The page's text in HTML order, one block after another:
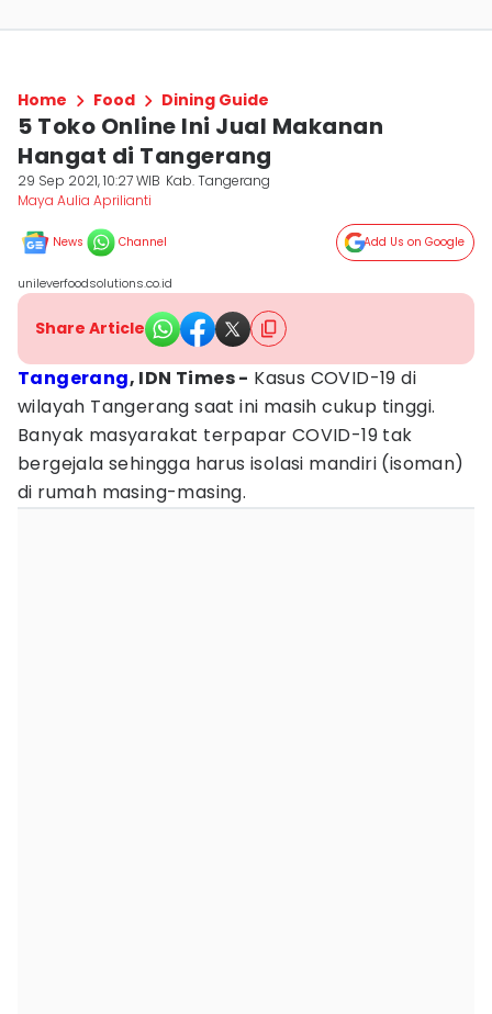
Home Food Dining Guide
5 Toko Online Ini Jual Makanan
Hangat di Tangerang
29 Sep 2021, 10:27 WIB Kab. Tangerang
Maya Aulia Aprilianti
News Channel Add Us on Google
unileverfoodsolutions.co.id
Share Article
Tangerang, IDN Times - Kasus COVID-19 di
wilayah Tangerang saat ini masih cukup tinggi.
Banyak masyarakat terpapar COVID-19 tak
bergejala sehingga harus isolasi mandiri (isoman)
di rumah masing-masing.